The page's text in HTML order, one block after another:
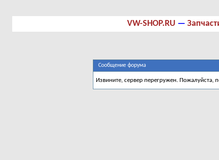
VW-SHOP.RU —
Сообщение форума
Извините, сервер перегружен. Пожалуйста,